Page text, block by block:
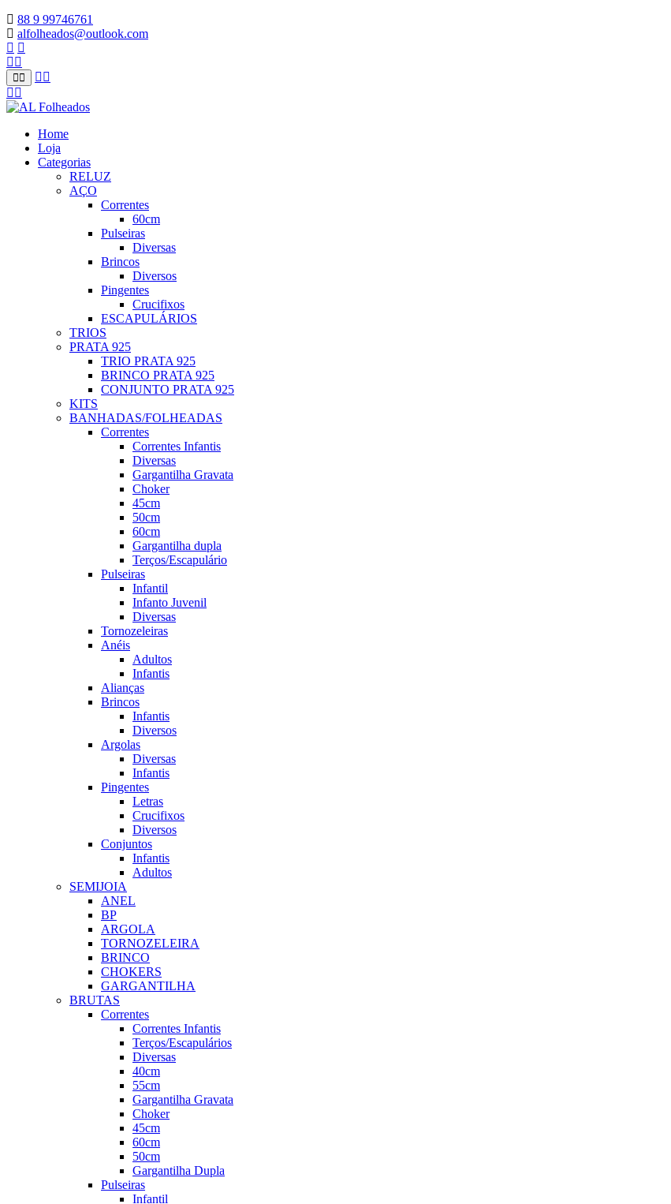
88 9 99746761
alfolheados@outlook.com
Home
Loja
Categorias
RELUZ
AÇO
Correntes
60cm
Pulseiras
Diversas
Brincos
Diversos
Pingentes
Crucifixos
ESCAPULÁRIOS
TRIOS
PRATA 925
TRIO PRATA 925
BRINCO PRATA 925
CONJUNTO PRATA 925
KITS
BANHADAS/FOLHEADAS
Correntes
Correntes Infantis
Diversas
Gargantilha Gravata
Choker
45cm
50cm
60cm
Gargantilha dupla
Terços/Escapulário
Pulseiras
Infantil
Infanto Juvenil
Diversas
Tornozeleiras
Anéis
Adultos
Infantis
Alianças
Brincos
Infantis
Diversos
Argolas
Diversas
Infantis
Pingentes
Letras
Crucifixos
Diversos
Conjuntos
Infantis
Adultos
SEMIJOIA
ANEL
BP
ARGOLA
TORNOZELEIRA
BRINCO
CHOKERS
GARGANTILHA
BRUTAS
Correntes
Correntes Infantis
Terços/Escapulários
Diversas
40cm
55cm
Gargantilha Gravata
Choker
45cm
60cm
50cm
Gargantilha Dupla
Pulseiras
Infantil